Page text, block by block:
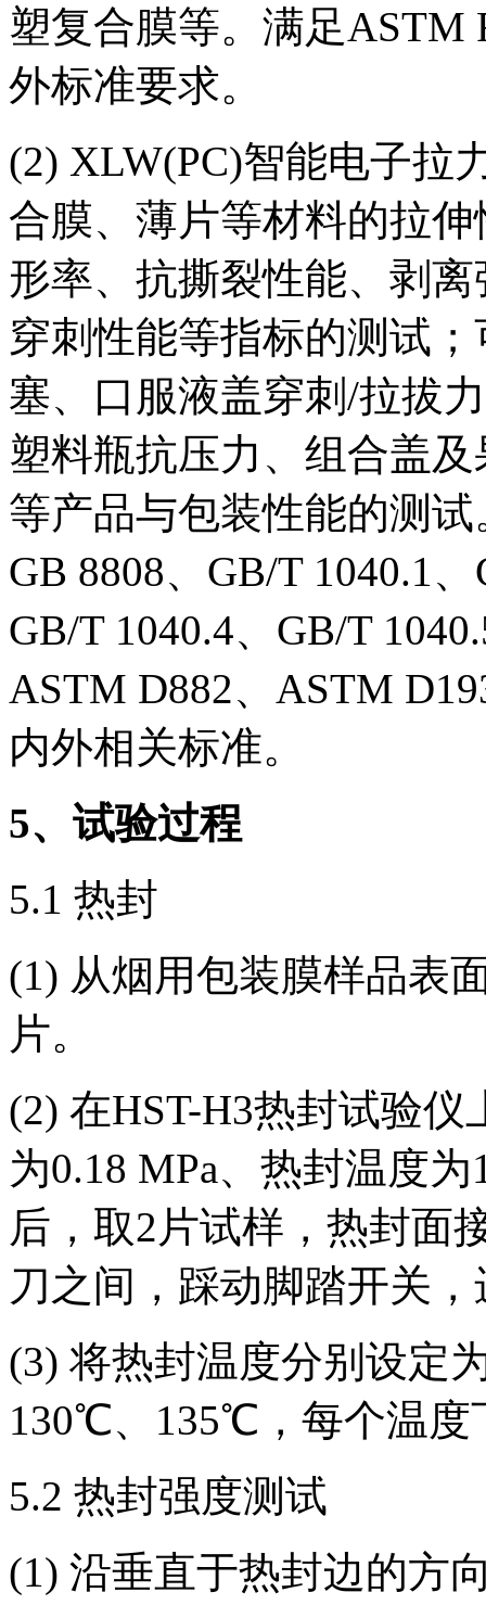
塑复合膜等。满足ASTM
外标准要求。
(2) XLW(PC)智能电子拉
合膜、薄片等材料的拉
形率、抗撕裂性能、剥
穿刺性能等指标的测试
塞、口服液盖穿刺/拉拔
塑料瓶抗压力、组合盖
等产品与包装性能的测试
GB 8808、GB/T 1040.1
GB/T 1040.4、GB/T
ASTM D882、ASTM
内外相关标准。
5、试验过程
5.1 热封
(1) 从烟用包装膜样品表
片。
(2) 在HST-H3热封试验
为0.18 MPa、热封温度
后，取2片试样，热封面
刀之间，踩动脚踏开关
(3) 将热封温度分别设
130℃、135℃，每个温度
5.2 热封强度测试
(1) 沿垂直于热封边的方